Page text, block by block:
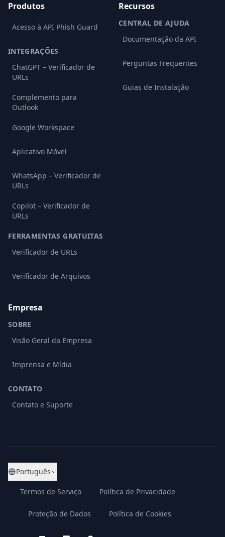
Produtos
Acesso à API Phish Guard
INTEGRAÇÕES
ChatGPT – Verificador de
URLs
Complemento para
Outlook
Google Workspace
Aplicativo Móvel
WhatsApp – Verificador de
URLs
Copilot – Verificador de
URLs
FERRAMENTAS GRATUITAS
Verificador de URLs
Verificador de Arquivos
Recursos
CENTRAL DE AJUDA
Documentação da API
Perguntas Frequentes
Guias de Instalação
Empresa
SOBRE
Visão Geral da Empresa
Imprensa e Mídia
CONTATO
Contato e Suporte
Português
Termos de Serviço Política de Privacidade
Proteção de Dados Política de Cookies